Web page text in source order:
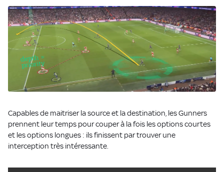
Capables de maitriser la source et la destination, les Gunners
prennent leur temps pour couper à la fois les options courtes
et les options longues : ils finissent par trouver une
interception très intéressante.